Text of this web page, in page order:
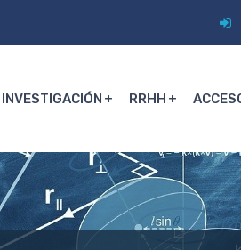
INVESTIGACIÓN RRHH